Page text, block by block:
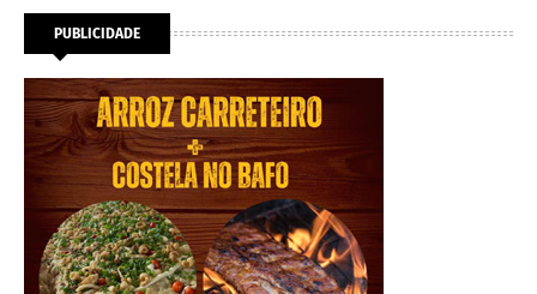
PUBLICIDADE